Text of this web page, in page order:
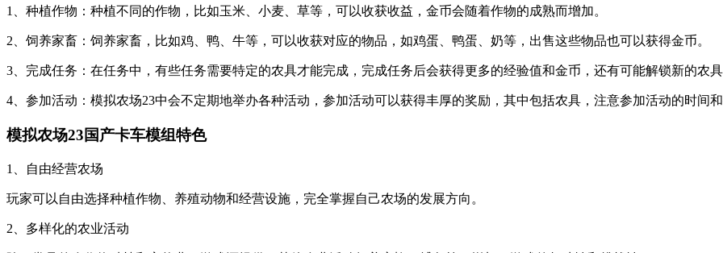
1、种植作物：种植不同的作物，比如玉米、小麦、草等，可以收获收益，金币会随着作物的成熟而增加。
2、饲养家畜：饲养家畜，比如鸡、鸭、牛等，可以收获对应的物品，如鸡蛋、鸭蛋、奶等，出售这些物品也可以获得金币。
3、完成任务：在任务中，有些任务需要特定的农具才能完成，完成任务后会获得更多的经验值和金币，还有可能解锁新的农具
4、参加活动：模拟农场23中会不定期地举办各种活动，参加活动可以获得丰厚的奖励，其中包括农具，注意参加活动的时间
模拟农场23国产卡车模组特色
1、自由经营农场
玩家可以自由选择种植作物、养殖动物和经营设施，完全掌握自己农场的发展方向。
2、多样化的农业活动